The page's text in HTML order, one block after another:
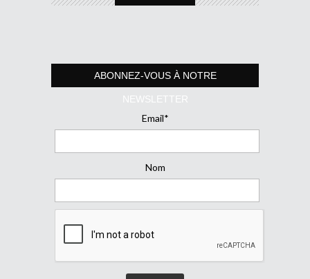
ABONNEZ-VOUS À NOTRE
NEWSLETTER
Email*
Nom